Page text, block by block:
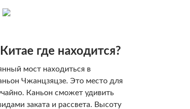
где находится?
мост находиться в
Чжанцзяцзе. Это место для
Каньон сможет удивить
заката и рассвета. Высоту